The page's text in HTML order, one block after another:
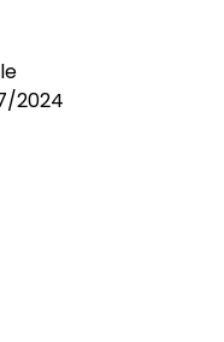
2024